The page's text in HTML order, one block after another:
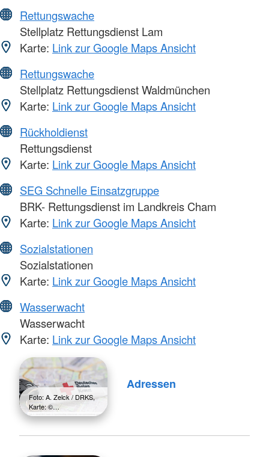
Rettungswache
Stellplatz Rettungsdienst Lam
Karte: Link zur Google Maps Ansicht
Rettungswache
Stellplatz Rettungsdienst Waldmünchen
Karte: Link zur Google Maps Ansicht
Rückholdienst
Rettungsdienst
Karte: Link zur Google Maps Ansicht
SEG Schnelle Einsatzgruppe
BRK- Rettungsdienst im Landkreis Cham
Karte: Link zur Google Maps Ansicht
Sozialstationen
Sozialstationen
Karte: Link zur Google Maps Ansicht
Wasserwacht
Wasserwacht
Karte: Link zur Google Maps Ansicht
Foto: A. Zelck / DRKS,
Karte: ©…
Adressen